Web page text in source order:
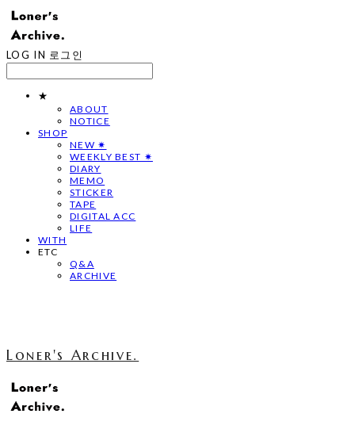
LOG IN 로그인
★
ABOUT
NOTICE
SHOP
NEW ✷
WEEKLY BEST ✷
DIARY
MEMO
STICKER
TAPE
DIGITAL ACC
LIFE
WITH
ETC
Q&A
ARCHIVE
Loner's Archive.